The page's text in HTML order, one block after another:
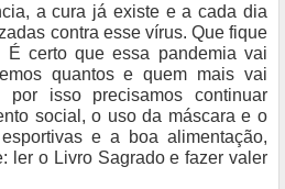
a cura já existe e a cada dia
contra esse vírus. Que fique
certo que essa pandemia vai
quantos e quem mais vai
isso precisamos continuar
social, o uso da máscara e o
e a boa alimentação,
ler o Livro Sagrado e fazer valer